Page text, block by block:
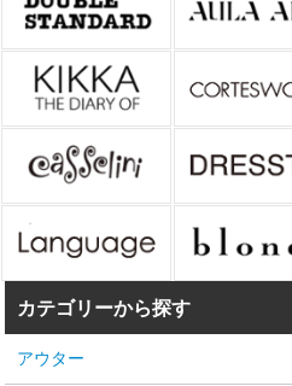
カテゴリーから探す
アウター